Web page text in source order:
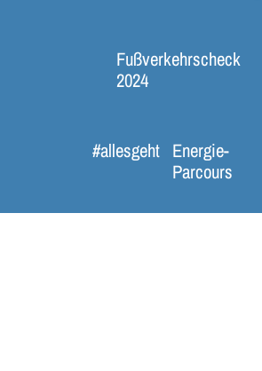
Fußverkehrscheck
2024
#allesgeht Energie-
Parcours